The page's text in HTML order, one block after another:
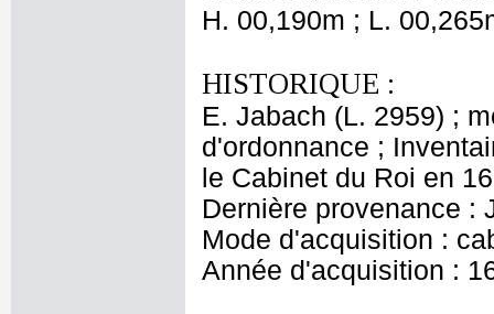
H. 00,190m ; L.
HISTORIQUE :
E. Jabach (L. 2959) ;
d'ordonnance ;
le Cabinet du Roi en
Dernière provenance :
Mode d'acquisition :
Année d'acquisition :